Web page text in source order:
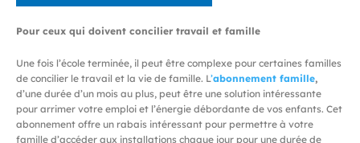
Pour ceux qui doivent concilier travail et famille
Une fois l’école terminée, il peut être complexe pour certaines familles
de concilier le travail et la vie de famille. L’abonnement famille,
d’une durée d’un mois au plus, peut être une solution intéressante
pour arrimer votre emploi et l’énergie débordante de vos enfants. Cet
abonnement offre un rabais intéressant pour permettre à votre
famille d’accéder aux installations chaque jour pour une durée de